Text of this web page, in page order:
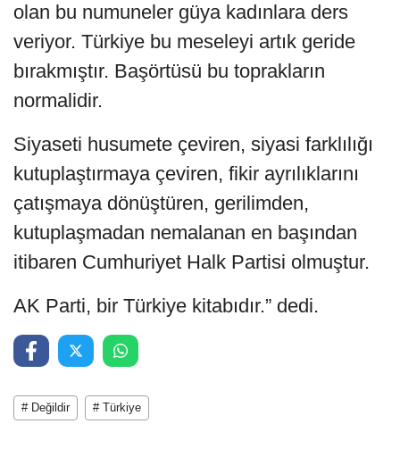
olan bu numuneler güya kadınlara ders
veriyor. Türkiye bu meseleyi artık geride
bırakmıştır. Başörtüsü bu toprakların
normalidir.
Siyaseti husumete çeviren, siyasi farklılığı
kutuplaştırmaya çeviren, fikir ayrılıklarını
çatışmaya dönüştüren, gerilimden,
kutuplaşmadan nemalanan en başından
itibaren Cumhuriyet Halk Partisi olmuştur.
AK Parti, bir Türkiye kitabıdır.” dedi.
# Değildir # Türkiye